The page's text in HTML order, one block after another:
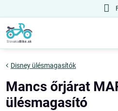
Disney ülésmagasítók
Mancs őrjárat
ülésmagasító